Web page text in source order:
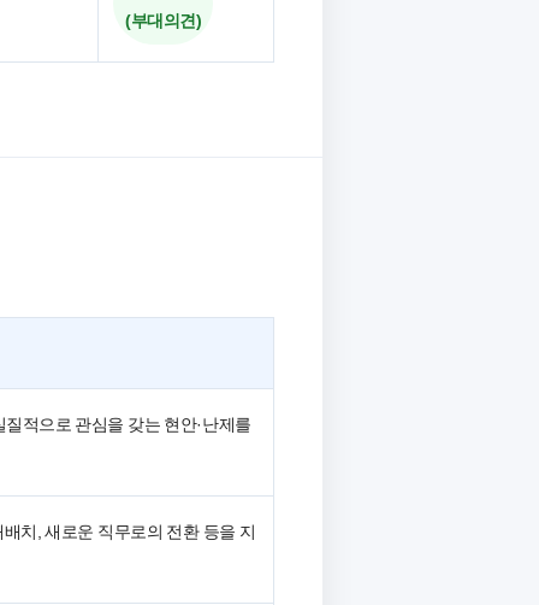
(부대의견)
적으로 관심을 갖는 현안·난제를
치, 새로운 직무로의 전환 등을 지